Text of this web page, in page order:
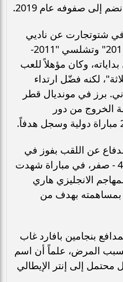
إلى صفوفه عام 2019.
في شتوتجارت عن ناديي
ساوثهامبتون "2010-2011" وتشلسي "2011-
بداياته، وكان مؤهلاً للعب
لكنه فضّل ارتداء
برز في مونديال قطر
الخروج من دور
عن اللقب بفوز في
عقر دار فيردر بريمن 4 - صفر، في مباراة شهدت
الانجليزي هاري
بمساهمته بهدف من
بنجامين بافارد غاب
بسبب المرض، علماً أن اسم
محتمل إلى إنتر الإيطالي